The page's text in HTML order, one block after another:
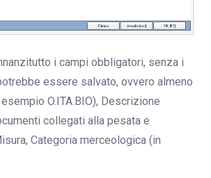
i campi obbligatori, senza i
essere salvato, ovvero almeno
O.ITA.BIO), Descrizione
collegati alla pesata e
Categoria merceologica (in